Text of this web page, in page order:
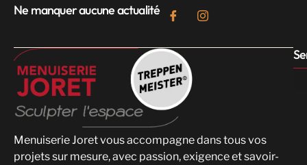
Ne manquer aucune actualité
Menuiserie Joret vous accompagne dans tous vos
projets sur mesure, avec passion, exigence et savoir-